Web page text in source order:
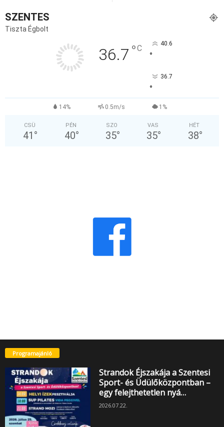
SZENTES
Tiszta Égbolt
36.7 °C 40.6
°
36.7
°
14% 0.5m/s 1%
CSÜ
41 °
PÉN
40°
SZO
35°
VAS
35°
HÉT
38°
Programajánló
Strandok Éjszakája a Szentesi
Sport- és Üdülőközpontban –
egy felejthetetlen nyá…
2026.07.22.